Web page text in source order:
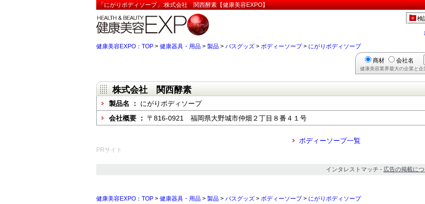
「にがりボディソープ」:株式会社 関西酵素【健康美容EXPO】
検
健康美容EXPO：TOP > 健康器具・用品 > 製品 > バスグッズ > ボディーソープ> にがりボディソープ
商材 会社名
健康美容業界最大の企業と
株式会社 関西酵素
製品名 ： にがりボディソープ
会社概要 ： 〒816-0921 福岡県大野城市仲畑２丁目８番４１号
ボディーソープ一覧
PRサイト
インタレストマッチ - 広告の掲載に
健康美容EXPO：TOP > 健康器具・用品 > 製品 > バスグッズ > ボディーソープ> にがりボディソープ